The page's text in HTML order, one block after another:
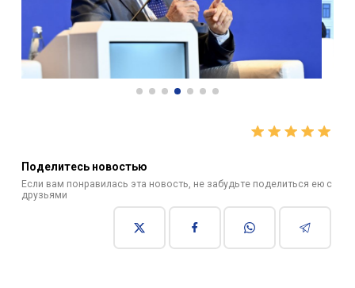
Поделитесь новостью
Если вам понравилась эта новость, не забудьте поделиться ею с